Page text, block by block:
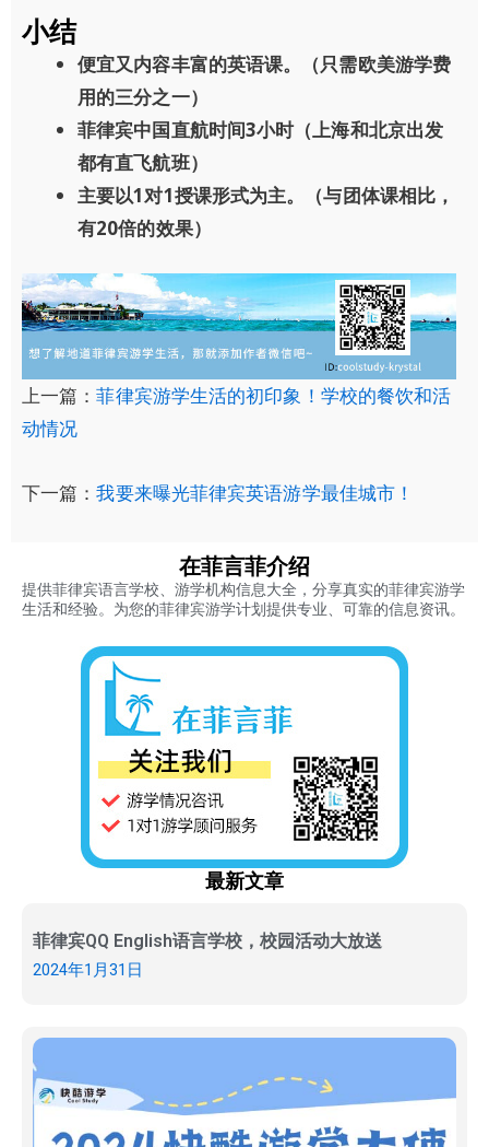
小结
便宜又内容丰富的英语课。（只需欧美游学费
用的三分之一）
菲律宾中国直航时间3小时（上海和北京出发
都有直飞航班）
主要以1对1授课形式为主。（与团体课相比，
有20倍的效果）
上一篇：菲律宾游学生活的初印象！学校的餐饮和活
动情况
下一篇：我要来曝光菲律宾英语游学最佳城市！
在菲言菲介绍
提供菲律宾语言学校、游学机构信息大全，分享真实的菲律宾游学
生活和经验。为您的菲律宾游学计划提供专业、可靠的信息资讯。
最新文章
菲律宾QQ English语言学校，校园活动大放送
2024年1月31日